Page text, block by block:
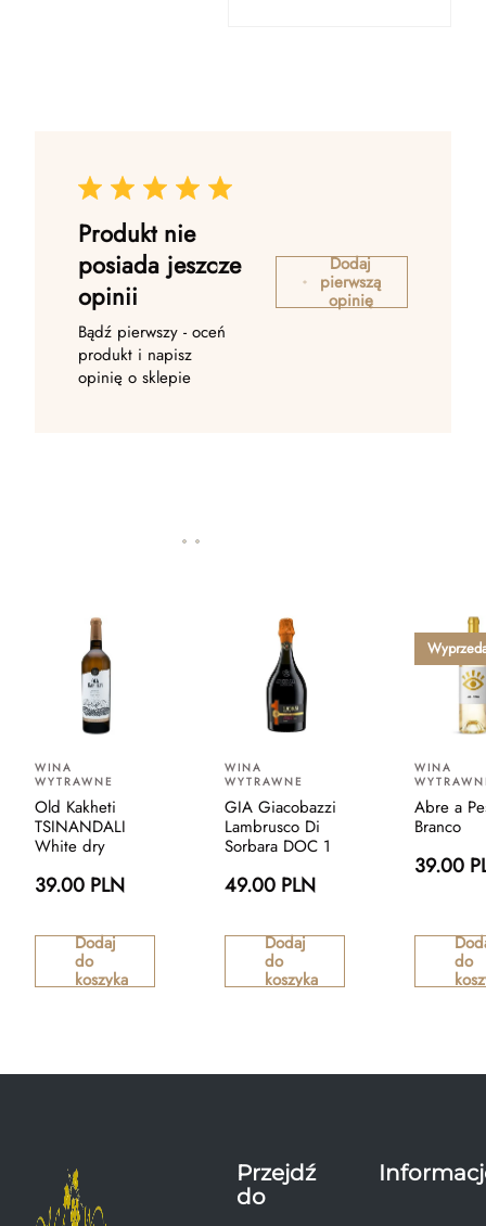
Produkt nie
posiada jeszcze
opinii
Bądź pierwszy - oceń
produkt i napisz
opinię o sklepie
Dodaj
pierwszą
opinię
WINA
WYTRAWNE
Old Kakheti
TSINANDALI
White dry
39.00 PLN
Dodaj
do
koszyka
WINA
WYTRAWNE
GIA Giacobazzi
Lambrusco Di
Sorbara DOC 1
49.00 PLN
Dodaj
do
koszyka
WINA
Abre a
Branco
39.00
do
Przejdź
do